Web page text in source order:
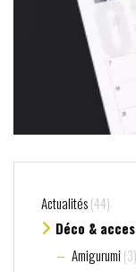
Actualités(44)
Déco &
Amigurumi (3)